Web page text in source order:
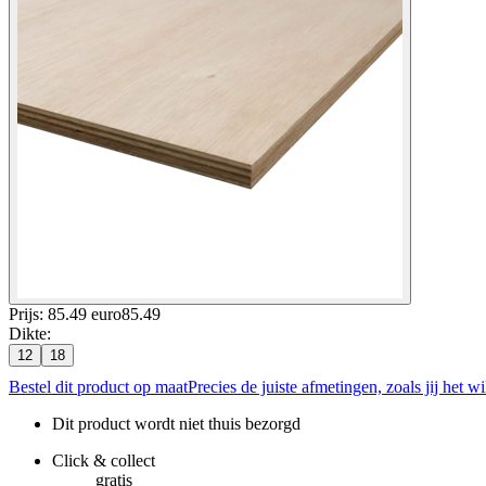
Prijs: 85.49 euro85.49
Dikte:
12 18
Bestel dit product op maatPrecies de juiste afmetingen, zoals jij het
Dit product wordt niet thuis bezorgd
Click & collect
gratis